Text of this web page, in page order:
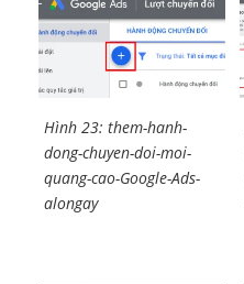
Hình 23: them-hanh-
dong-chuyen-doi-moi-
quang-cao-Google-Ads-
alongay